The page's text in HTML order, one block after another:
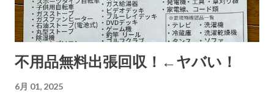
正式な企業情報と一致するかどうかも調べます。 Research
completed in 8m· 16 件の情報源 CBB株式会社および販売店
「charmmsho」に関する調査報告 会社所在地・連絡先の検証
CBB株式会社は法人登記上、「大阪府泉南郡熊取町紺屋2丁目
不用品無料出張回収！←ヤバい！
6月 01, 2025